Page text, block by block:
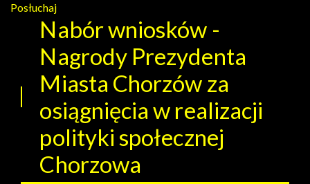
Posłuchaj
Nabór wniosków -
Nagrody Prezydenta
Miasta Chorzów za
osiągnięcia w realizacji
polityki społecznej
Chorzowa